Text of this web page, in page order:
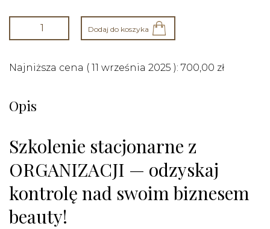
Dodaj do koszyka
Najniższa cena ( 11 września 2025 ): 700,00 zł
Opis
Szkolenie stacjonarne z
ORGANIZACJI — odzyskaj
kontrolę nad swoim biznesem
beauty!